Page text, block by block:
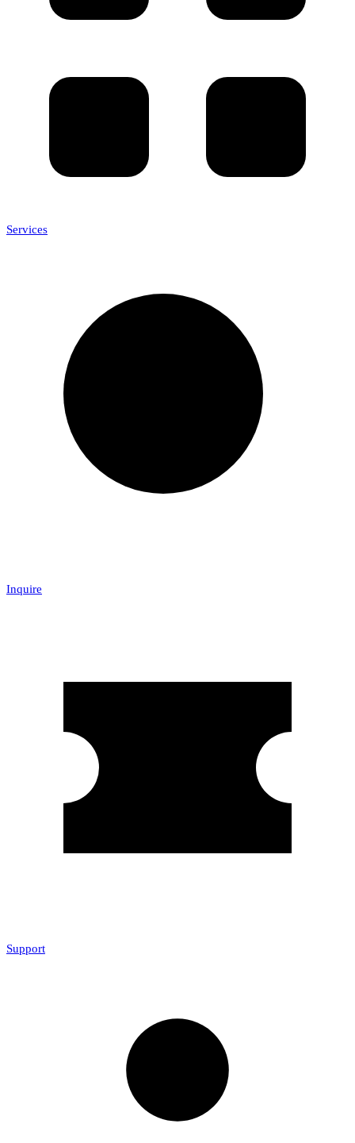
Services
Inquire
Support